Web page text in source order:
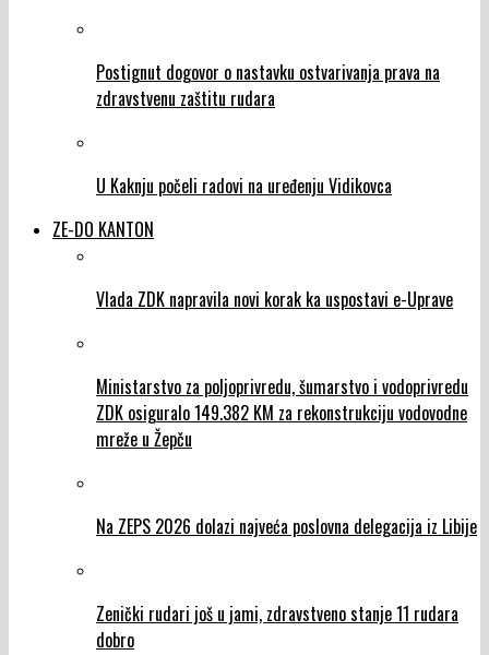
Postignut dogovor o nastavku ostvarivanja prava na
zdravstvenu zaštitu rudara
U Kaknju počeli radovi na uređenju Vidikovca
ZE-DO KANTON
Vlada ZDK napravila novi korak ka uspostavi e-Uprave
Ministarstvo za poljoprivredu, šumarstvo i vodoprivredu
ZDK osiguralo 149.382 KM za rekonstrukciju vodovodne
mreže u Žepču
Na ZEPS 2026 dolazi najveća poslovna delegacija iz Libije
Zenički rudari još u jami, zdravstveno stanje 11 rudara
dobro